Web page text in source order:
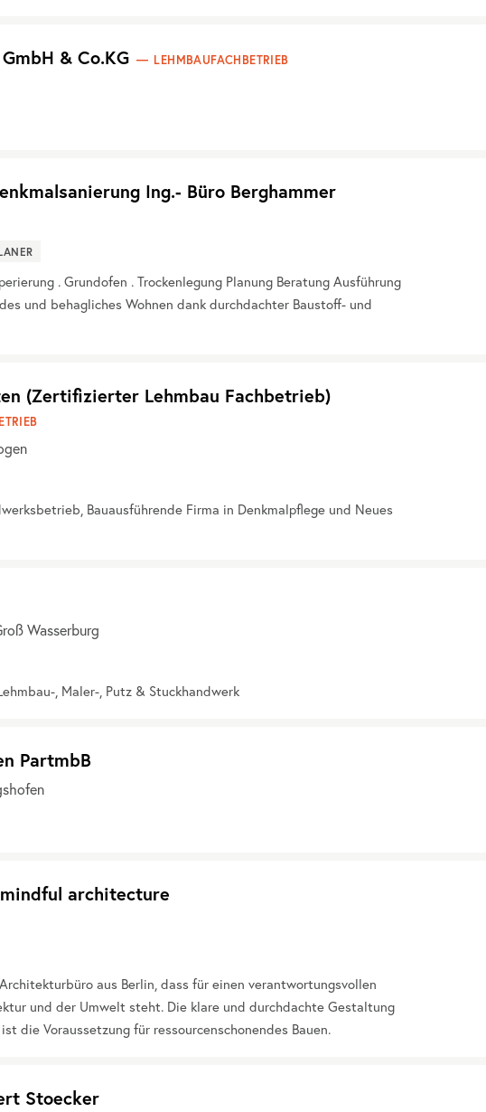
& Co.KG LEHMBAUFACHBETRIEB
Ing.- Büro Berghammer
. Grundofen . Trockenlegung Planung Beratung Ausführung
und behagliches Wohnen dank durchdachter Baustoff- und
(Zertifizierter Lehmbau Fachbetrieb)
Bauausführende Firma in Denkmalpflege und Neues
Wasserburg
, Maler-, Putz & Stuckhandwerk
PartmbB
architecture
aus Berlin, dass für einen verantwortungsvollen
und der Umwelt steht. Die klare und durchdachte Gestaltung
die Voraussetzung für ressourcenschonendes Bauen.
Stoecker